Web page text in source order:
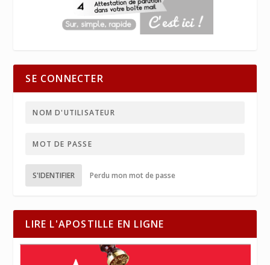
SE CONNECTER
S'IDENTIFIER Perdu mon mot de passe
LIRE L'APOSTILLE EN LIGNE